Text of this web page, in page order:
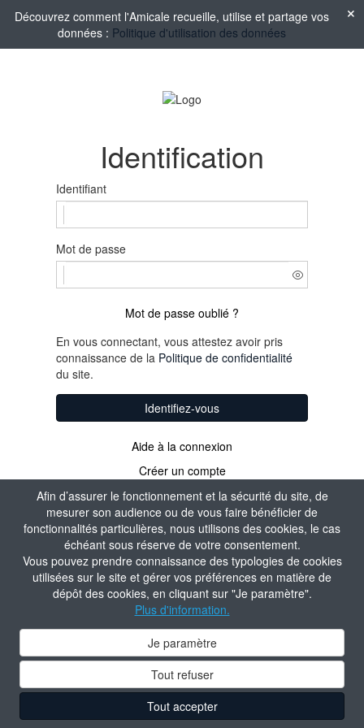
Afin d’assurer le fonctionnement et la sécurité du site, de
mesurer son audience ou de vous faire bénéficier de
fonctionnalités particulières, nous utilisons des cookies, le cas
échéant sous réserve de votre consentement.
Vous pouvez prendre connaissance des typologies de cookies
utilisées sur le site et gérer vos préférences en matière de
dépôt des cookies, en cliquant sur "Je paramètre".
Plus d'information.
Je paramètre
Tout refuser
Tout accepter
Découvrez comment l'Amicale recueille, utilise et partage vos
données : Politique d'utilisation des données
Identification
Identifiant
Mot de passe
Mot de passe oublié ?
En vous connectant, vous attestez avoir pris
connaissance de la Politique de confidentialité
du site.
Identifiez-vous
Aide à la connexion
Créer un compte